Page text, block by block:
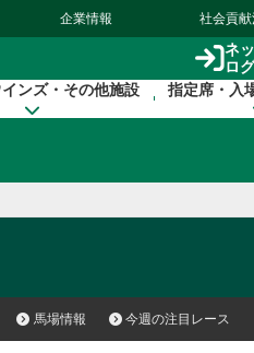
企業情報 社会貢
ネ
ロ
ンズ・その他施設 指定席・入
馬場情報 今週の注目レース